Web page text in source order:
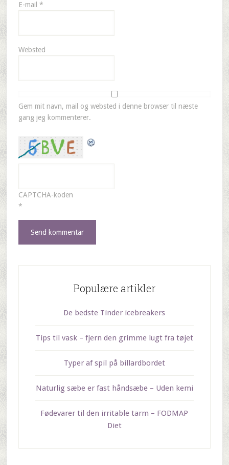
E-mail *
Websted
Gem mit navn, mail og websted i denne browser til næste
gang jeg kommenterer.
CAPTCHA-koden
*
Populære artikler
De bedste Tinder icebreakers
Tips til vask – fjern den grimme lugt fra tøjet
Typer af spil på billardbordet
Naturlig sæbe er fast håndsæbe – Uden kemi
Fødevarer til den irritable tarm – FODMAP
Diet